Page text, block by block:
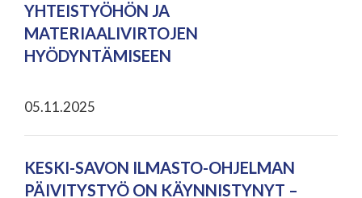
YHTEISTYÖHÖN JA
MATERIAALIVIRTOJEN
HYÖDYNTÄMISEEN
05.11.2025
KESKI-SAVON ILMASTO-OHJELMAN
PÄIVITYSTYÖ ON KÄYNNISTYNYT –